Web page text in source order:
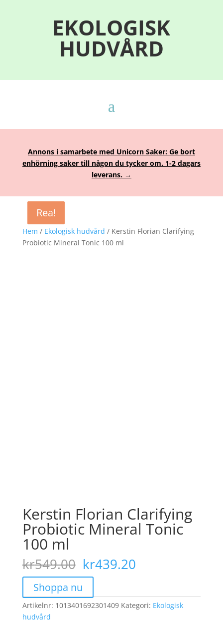
EKOLOGISK
HUDVÅRD
Annons i samarbete med Unicorn Saker: Ge bort
enhörning saker till någon du tycker om. 1-2 dagars
leverans. →
Hem / Ekologisk hudvård / Kerstin Florian Clarifying
Probiotic Mineral Tonic 100 ml
Rea!
Kerstin Florian Clarifying
Probiotic Mineral Tonic
100 ml
kr549.00 Det
ursprungliga
priset
var:
kr549.00.
kr439.20Det
är:
kr439.20.
Shoppa nu
Artikelnr: 1013401692301409 Kategori: Ekologisk
hudvård
Rea!
Rea!